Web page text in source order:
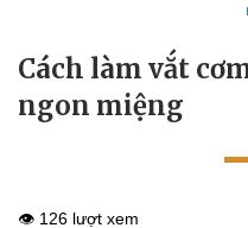
Cách làm vắt
ngon miệng
👁️ 126 lượt xem